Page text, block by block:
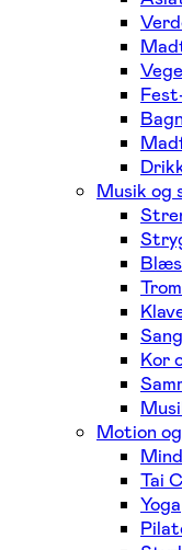
Musik og
Kor
Motion
Tai
Yoga